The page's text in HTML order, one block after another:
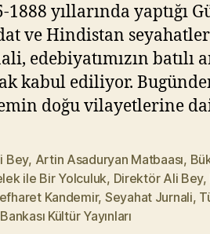
1888 yıllarında yaptığı
ve Hindistan
edebiyatımızın
kabul ediliyor.
doğu vilayetlerine
Bey, Artin Asaduryan Matbaası,
ile Bir Yolculuk, Direktör Ali Bey,
Kandemir, Seyahat Jurnali,
Kültür Yayınları